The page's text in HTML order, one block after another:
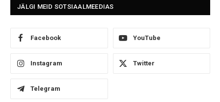
JÄLGI MEID SOTSIAALMEEDIAS
Facebook YouTube
Instagram Twitter
Telegram